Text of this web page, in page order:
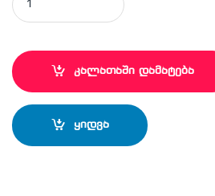
კალათაში დამატება
ყიდვა